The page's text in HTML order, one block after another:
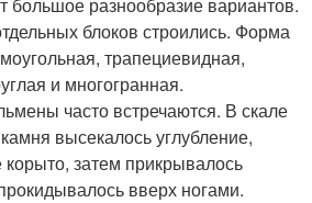
блоков строились. Форма
трапециевидная,
и многогранная.
часто встречаются. В скале
высекалось углубление,
корыто, затем прикрывалось
вверх ногами.